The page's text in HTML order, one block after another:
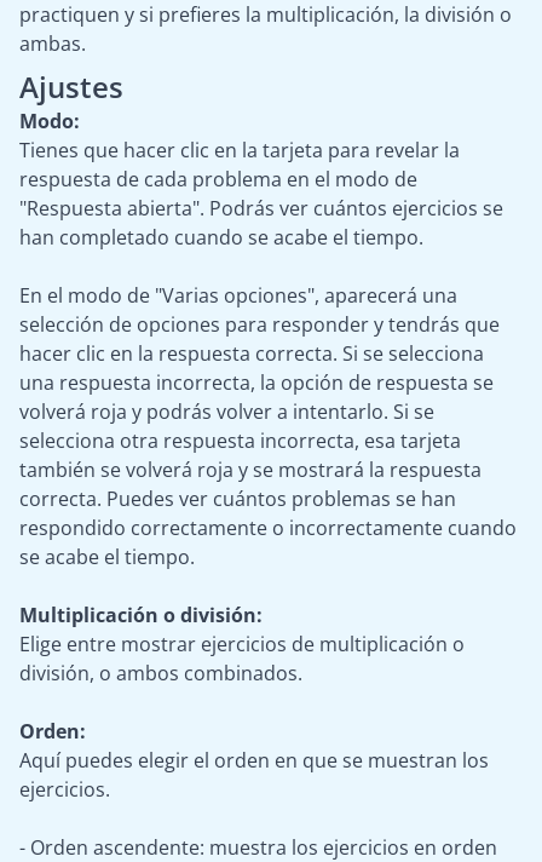
practiquen y si prefieres la multiplicación, la división o
ambas.
Ajustes
Modo:
Tienes que hacer clic en la tarjeta para revelar la
respuesta de cada problema en el modo de
"Respuesta abierta". Podrás ver cuántos ejercicios se
han completado cuando se acabe el tiempo.
En el modo de "Varias opciones", aparecerá una
selección de opciones para responder y tendrás que
hacer clic en la respuesta correcta. Si se selecciona
una respuesta incorrecta, la opción de respuesta se
volverá roja y podrás volver a intentarlo. Si se
selecciona otra respuesta incorrecta, esa tarjeta
también se volverá roja y se mostrará la respuesta
correcta. Puedes ver cuántos problemas se han
respondido correctamente o incorrectamente cuando
se acabe el tiempo.
Multiplicación o división:
Elige entre mostrar ejercicios de multiplicación o
división, o ambos combinados.
Orden:
Aquí puedes elegir el orden en que se muestran los
ejercicios.
- Orden ascendente: muestra los ejercicios en orden